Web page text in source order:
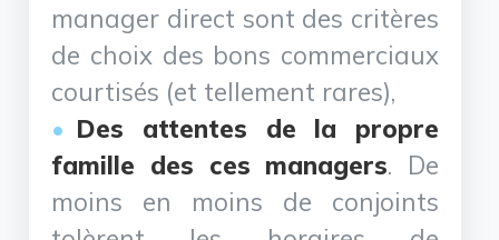
manager direct sont des critères
de choix des bons commerciaux
courtisés (et tellement rares),
Des attentes de la propre
famille des ces managers. De
moins en moins de conjoints